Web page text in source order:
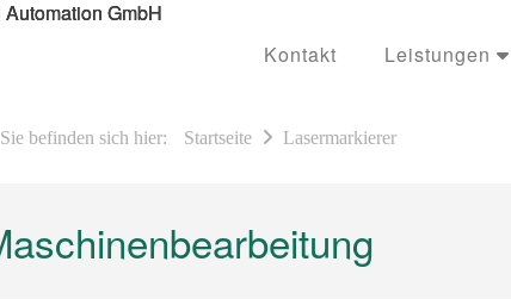
Kontakt Leistungen
Sie befinden sich hier: Startseite Lasermarkierer